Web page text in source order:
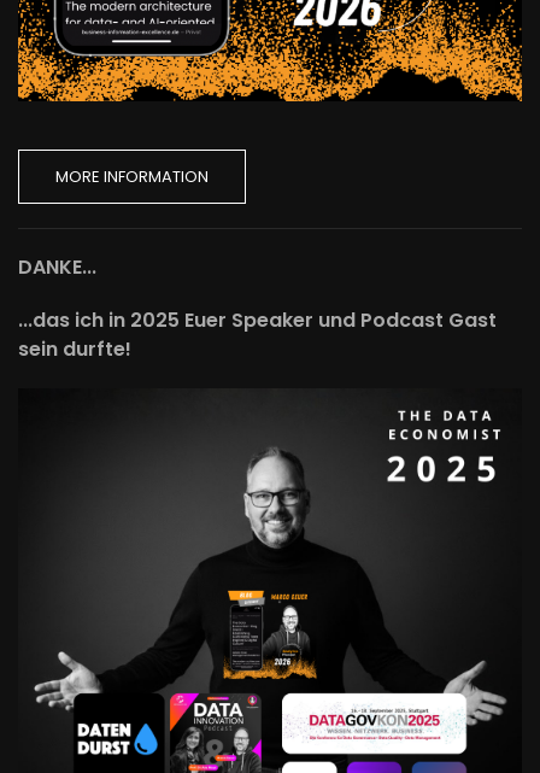
MORE INFORMATION
DANKE...
...das ich in 2025 Euer Speaker und Podcast Gast
sein durfte!